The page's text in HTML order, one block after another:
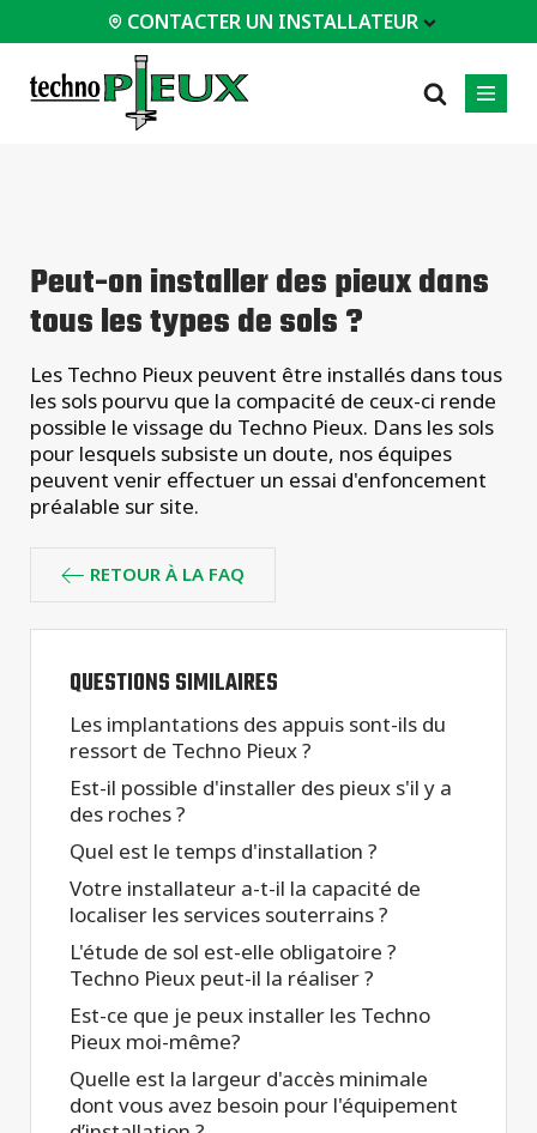
CONTACTER UN INSTALLATEUR
Maisons /
Chalets
Bâtiments
Reprise en
sous-œuvre
Maisons
ossature bois
(MOB)
Tous les
Résidentiels
Commerciaux
Industriel
Études de cas
Certifications
Foire aux questions
Documents
techniques
Équipements
d'installation
Peut-on installer des pieux dans
tous les types de sols ?
Les Techno Pieux peuvent être installés dans tous
les sols pourvu que la compacité de ceux-ci rende
possible le vissage du Techno Pieux. Dans les sols
pour lesquels subsiste un doute, nos équipes
peuvent venir effectuer un essai d'enfoncement
préalable sur site.
RETOUR À LA FAQ
QUESTIONS SIMILAIRES
Les implantations des appuis sont-ils du
ressort de Techno Pieux ?
Est-il possible d'installer des pieux s'il y a
des roches ?
Quel est le temps d'installation ?
Votre installateur a-t-il la capacité de
localiser les services souterrains ?
L'étude de sol est-elle obligatoire ?
Techno Pieux peut-il la réaliser ?
Est-ce que je peux installer les Techno
Pieux moi-même?
Quelle est la largeur d'accès minimale
dont vous avez besoin pour l'équipement